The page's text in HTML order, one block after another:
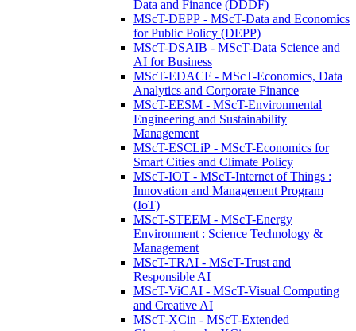
Data and Finance (DDDF)
MScT-DEPP - MScT-Data and Economics
for Public Policy (DEPP)
MScT-DSAIB - MScT-Data Science and
AI for Business
MScT-EDACF - MScT-Economics, Data
Analytics and Corporate Finance
MScT-EESM - MScT-Environmental
Engineering and Sustainability
Management
MScT-ESCLiP - MScT-Economics for
Smart Cities and Climate Policy
MScT-IOT - MScT-Internet of Things :
Innovation and Management Program
(IoT)
MScT-STEEM - MScT-Energy
Environment : Science Technology &
Management
MScT-TRAI - MScT-Trust and
Responsible AI
MScT-ViCAI - MScT-Visual Computing
and Creative AI
MScT-XCin - MScT-Extended